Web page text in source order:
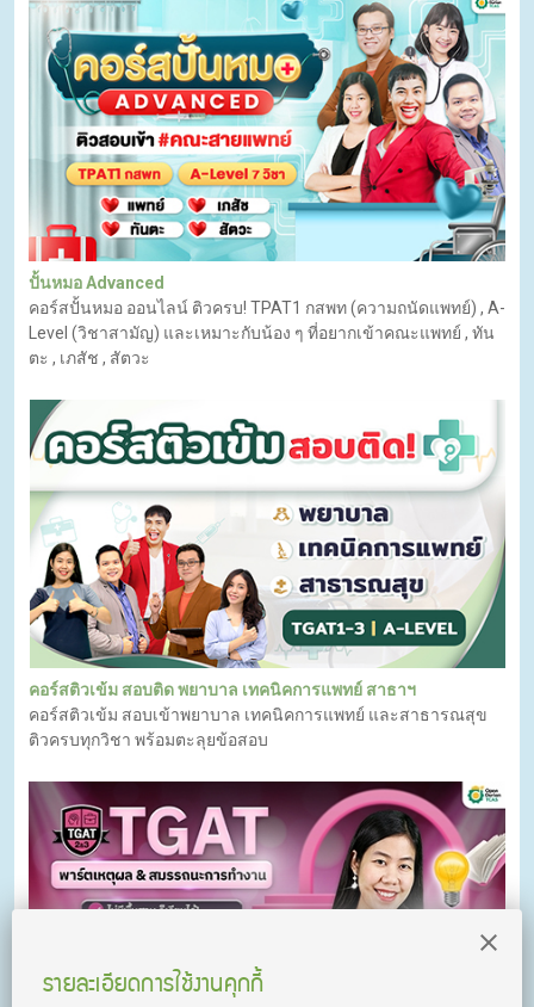
ปั้นหมอ Advanced
คอร์สปั้นหมอ ออนไลน์ ติวครบ! TPAT1 กสพท (ความถนัดแพทย์) , A-
Level (วิชาสามัญ) และเหมาะกับน้อง ๆ ที่อยากเข้าคณะแพทย์ , ทัน
ตะ , เภสัช , สัตวะ
คอร์สติวเข้ม สอบติด พยาบาล เทคนิคการแพทย์ สาธาฯ
คอร์สติวเข้ม สอบเข้าพยาบาล เทคนิคการแพทย์ และสาธารณสุข
ติวครบทุกวิชา พร้อมตะลุยข้อสอบ
รายละเอียดการใช้งานคุกกี้